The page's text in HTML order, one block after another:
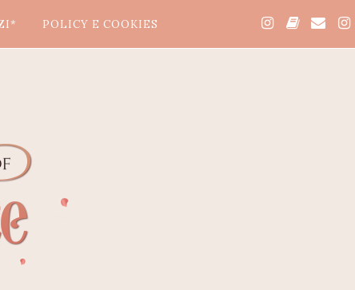
POLICY E COOKIES